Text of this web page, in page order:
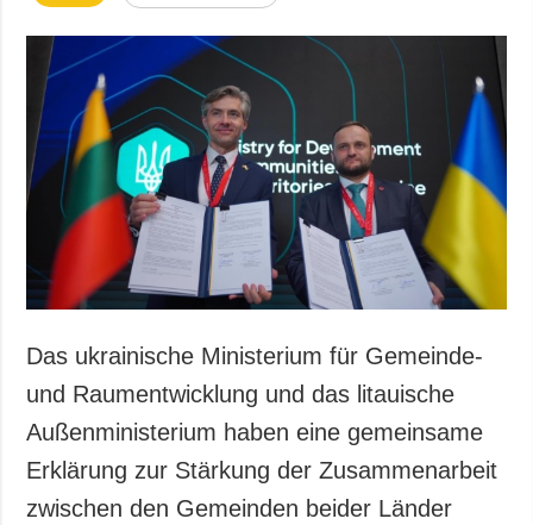
Das ukrainische Ministerium für Gemeinde-
und Raumentwicklung und das litauische
Außenministerium haben eine gemeinsame
Erklärung zur Stärkung der Zusammenarbeit
zwischen den Gemeinden beider Länder